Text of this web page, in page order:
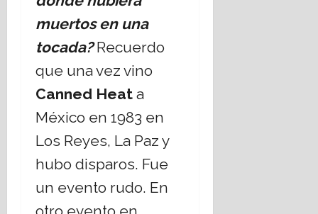
muertos en una
tocada?Recuerdo
que una vez vino
Canned Heat a
México en 1983 en
Los Reyes, La Paz y
hubo disparos. Fue
un evento rudo. En